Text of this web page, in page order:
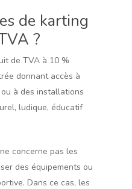
de karting
?
de TVA à 10 %
donnant accès à
à des installations
ludique, éducatif
concerne pas les
des équipements ou
Dans ce cas, les